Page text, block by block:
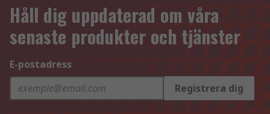
Håll dig uppdaterad om våra
senaste produkter och tjänster
E-postadress
Registrera dig